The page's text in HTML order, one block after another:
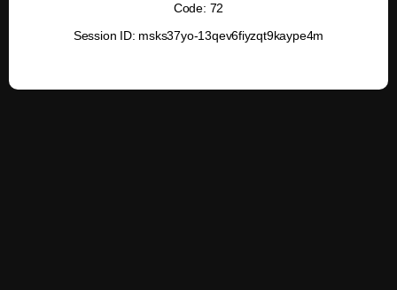
Code: 72
Session ID: msks37yo-13qev6fiyzqt9kaype4m